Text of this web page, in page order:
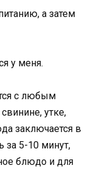
а затем
у меня.
с любым
утке,
заключается в
за 5-10 минут,
блюдо и для